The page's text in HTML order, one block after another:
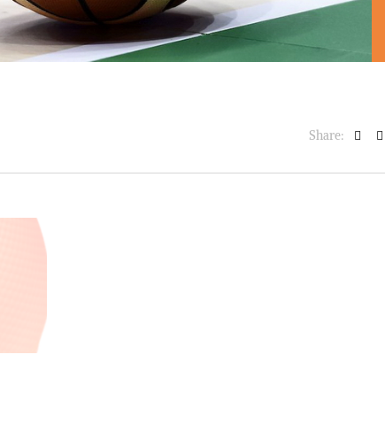
Share: